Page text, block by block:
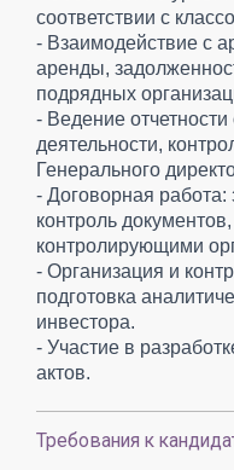
соответствии с
- Взаимодействие с
аренды,
подрядных
- Ведение
деятельности,
Генерального
- Договорная
контроль
контролирующими
- Организация и
подготовка
инвестора.
- Участие в
актов.
Требования к